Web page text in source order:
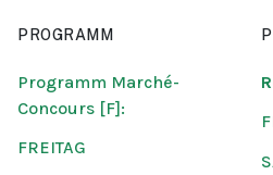
PROGRAMM
Programm Marché-
Concours [F]:
FREITAG